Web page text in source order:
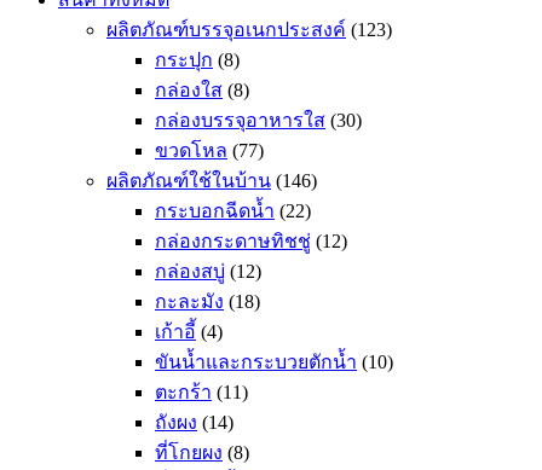
ผลิตภัณฑ์บรรจุอเนกประสงค์ (123)
กระปุก (8)
กล่องใส (8)
กล่องบรรจุอาหารใส (30)
ขวดโหล (77)
ผลิตภัณฑ์ใช้ในบ้าน (146)
กระบอกฉีดน้ำ (22)
กล่องกระดาษทิชชู่ (12)
กล่องสบู่ (12)
กะละมัง (18)
เก้าอี้ (4)
ขันน้ำและกระบวยตักน้ำ (10)
ตะกร้า (11)
ถังผง (14)
ที่โกยผง (8)